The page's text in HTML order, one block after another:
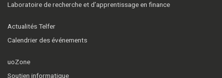
Laboratoire de recherche et d’apprentissage en finance
Actualités Telfer
Calendrier des événements
uoZone
Soutien informatique